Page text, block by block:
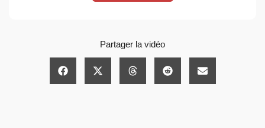
Partager la vidéo